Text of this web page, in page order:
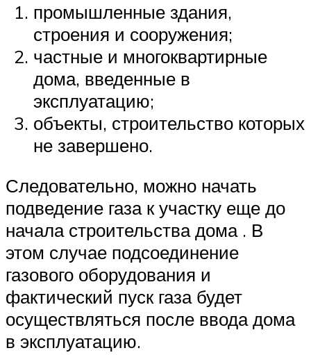
промышленные здания,
строения и сооружения;
частные и многоквартирные
дома, введенные в
эксплуатацию;
объекты, строительство которых
не завершено.
Следовательно, можно начать
подведение газа к участку еще до
начала строительства дома . В
этом случае подсоединение
газового оборудования и
фактический пуск газа будет
осуществляться после ввода дома
в эксплуатацию.